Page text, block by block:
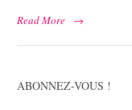
Read More
→
ABONNEZ-VOUS !